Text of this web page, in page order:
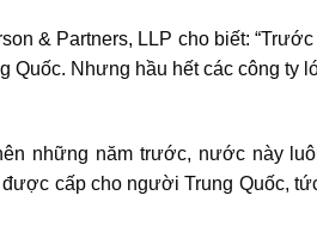
& Partners, LLP cho biết:
Quốc. Nhưng hầu hết các công ty
những năm trước, nước này
cấp cho người Trung Quốc,